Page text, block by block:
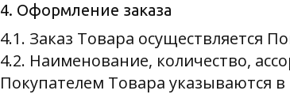
4. Оформление заказа
4.1. Заказ Товара осуществляется
4.2. Наименование, количество,
Покупателем Товара указываются